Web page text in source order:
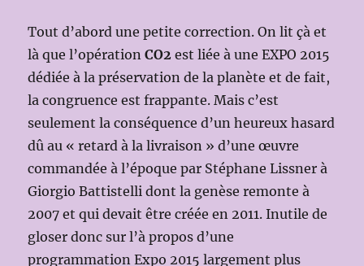
Tout d’abord une petite correction. On lit çà et
là que l’opérationCO2 est liée à une EXPO 2015
dédiée à la préservation de la planète et de fait,
la congruence est frappante. Mais c’est
seulement la conséquence d’un heureux hasard
dû au « retard à la livraison » d’une œuvre
commandée à l’époque par Stéphane Lissner à
Giorgio Battistelli dont la genèse remonte à
2007 et qui devait être créée en 2011. Inutile de
gloser donc sur l’à propos d’une
programmation Expo 2015 largement plus